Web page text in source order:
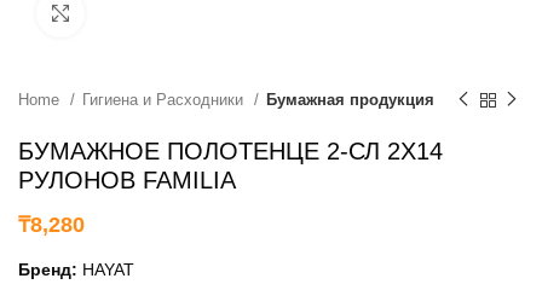
Home Гигиена и Расходники Бумажная продукция
БУМАЖНОЕ ПОЛОТЕНЦЕ 2-СЛ 2X14
РУЛОНОВ FAMILIA
₸8,280
Бренд: HAYAT